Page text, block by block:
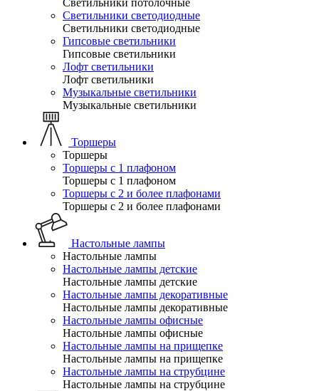
Светильники потолочные
Светильники светодиодные
Светильники светодиодные
Гипсовые светильники
Гипсовые светильники
Лофт светильники
Лофт светильники
Музыкальные светильники
Музыкальные светильники
Торшеры
Торшеры
Торшеры с 1 плафоном
Торшеры с 1 плафоном
Торшеры с 2 и более плафонами
Торшеры с 2 и более плафонами
Настольные лампы
Настольные лампы
Настольные лампы детские
Настольные лампы детские
Настольные лампы декоративные
Настольные лампы декоративные
Настольные лампы офисные
Настольные лампы офисные
Настольные лампы на прищепке
Настольные лампы на прищепке
Настольные лампы на струбцине
Настольные лампы на струбцине